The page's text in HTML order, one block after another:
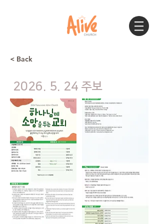
< Back
2026. 5. 24 주보